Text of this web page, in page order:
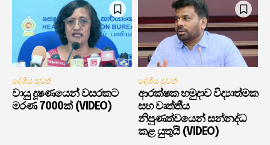
දේශීය පුවත්
වායු දූෂණයෙන් වසරකට
මරණ 7000ක් (VIDEO)
දේශීය පුවත්
ආරක්ෂක හමුදාව විද්‍යාත්මක
සහ වෘත්තීය
නිපුණත්වයෙන් සන්නද්ධ
කළ යුතුයි (VIDEO)